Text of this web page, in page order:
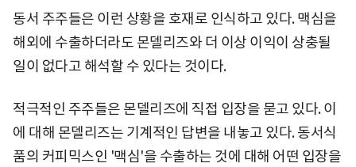
동서 주주들은 이런 상황을 호재로 인식하고 있다. 맥심을
해외에 수출하더라도 몬델리즈와 더 이상 이익이 상충될
일이 없다고 해석할 수 있다는 것이다.
적극적인 주주들은 몬델리즈에 직접 입장을 묻고 있다. 이
에 대해 몬델리즈는 기계적인 답변을 내놓고 있다. 동서식
품의 커피믹스인 '맥심'을 수출하는 것에 대해 어떤 입장을